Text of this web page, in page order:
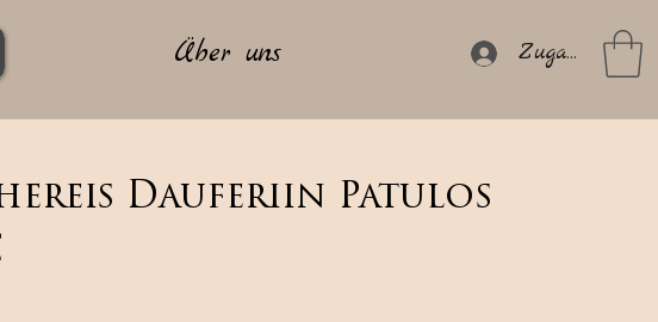
Über uns Zugang
Dauferiin Patulos